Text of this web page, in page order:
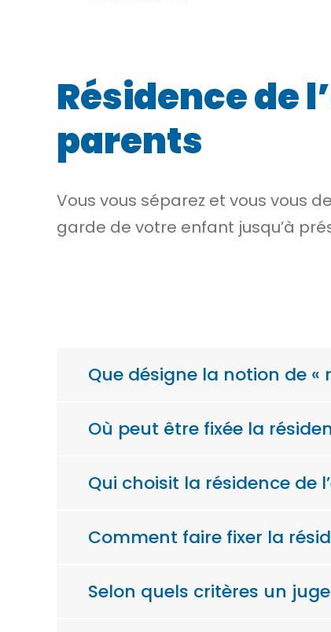
Résidence de
parents
Vous vous séparez et vous vous
garde de votre enfant jusqu’à
Que désigne la notion de «
Où peut être fixée la
Qui choisit la résidence de
Comment faire fixer la
Selon quels critères un